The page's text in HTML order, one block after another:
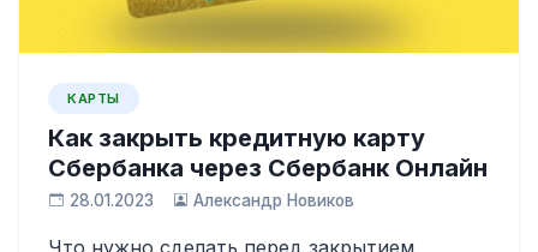
КАРТЫ
Как закрыть кредитную карту
Сбербанка через Сбербанк Онлайн
28.01.2023 Александр Новиков